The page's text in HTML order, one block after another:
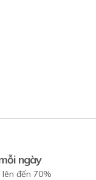
ngày
lên đến 70%